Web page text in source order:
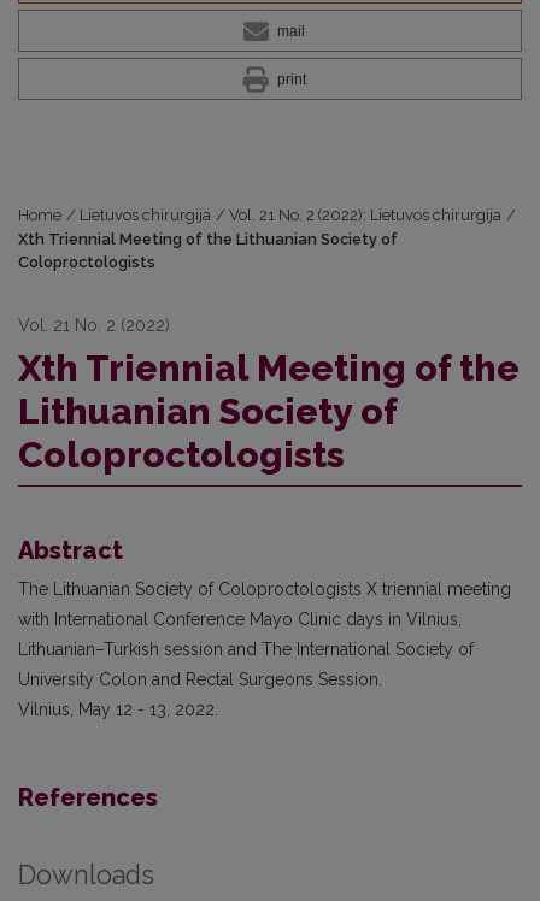
mail
print
Home / Lietuvos chirurgija / Vol. 21 No. 2 (2022): Lietuvos chirurgija /
Xth Triennial Meeting of the Lithuanian Society of
Coloproctologists
Vol. 21 No. 2 (2022)
Xth Triennial Meeting of the
Lithuanian Society of
Coloproctologists
Abstract
The Lithuanian Society of Coloproctologists X triennial meeting
with International Conference Mayo Clinic days in Vilnius,
Lithuanian–Turkish session and The International Society of
University Colon and Rectal Surgeons Session.
Vilnius, May 12 - 13, 2022.
References
Downloads